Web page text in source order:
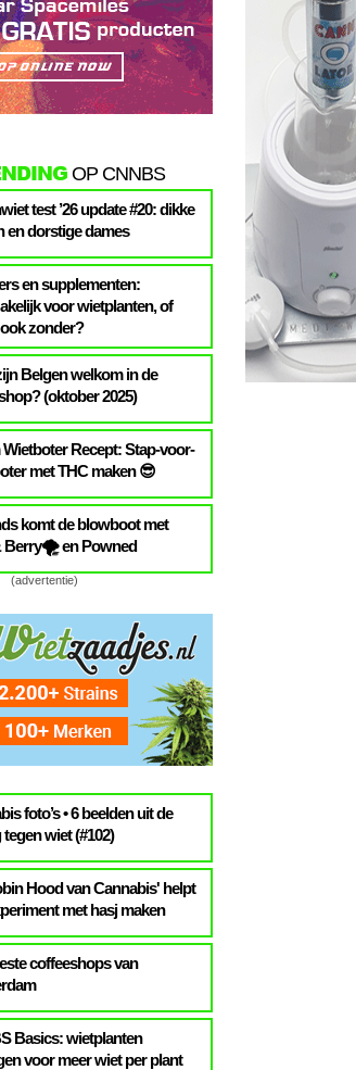
OP CNNBS
test ’26 update #20: dikke
en dorstige dames
en supplementen:
voor wietplanten, of
zonder?
Belgen welkom in de
(oktober 2025)
Recept: Stap-voor-
met THC maken 😎
komt de blowboot met
Berry🌪️ en Powned
(advertentie)
foto’s • 6 beelden uit de
wiet (#102)
Hood van Cannabis' helpt
met hasj maken
coffeeshops van
Basics: wietplanten
voor meer wiet per plant